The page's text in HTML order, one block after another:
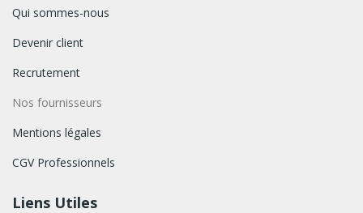
Qui sommes-nous
Devenir client
Recrutement
Nos fournisseurs
Mentions légales
CGV Professionnels
Liens Utiles